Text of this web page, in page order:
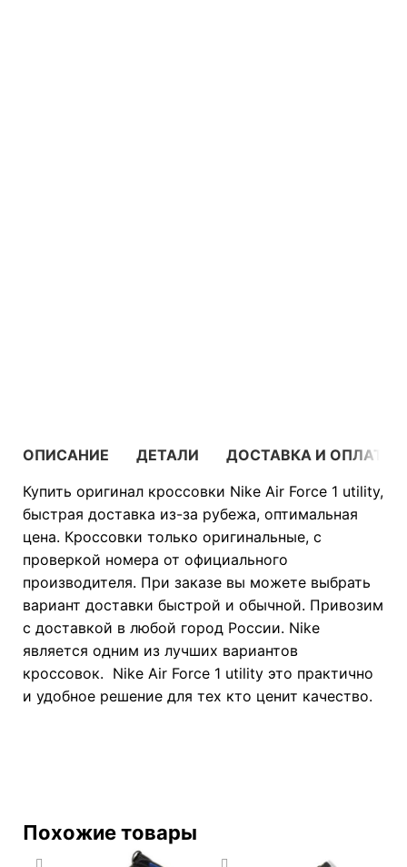
ОПИСАНИЕ ДЕТАЛИ
ДОСТАВКА И ОПЛАТА
Купить оригинал кроссовки Nike Air Force 1 utility,
быстрая доставка из-за рубежа, оптимальная
цена. Кроссовки только оригинальные, с
проверкой номера от официального
производителя. При заказе вы можете выбрать
вариант доставки быстрой и обычной. Привозим
с доставкой в любой город России. Nike
является одним из лучших вариантов
кроссовок. Nike Air Force 1 utility это практично
и удобное решение для тех кто ценит качество.
Похожие товары